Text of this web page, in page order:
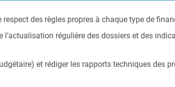
des règles propres à chaque type de
l’actualisation régulière des dossiers et des
et rédiger les rapports techniques des